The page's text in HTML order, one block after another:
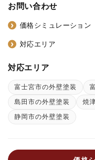
お問い合わせ
価格シミュレーション
対応エリア
対応エリア
富士宮市の外壁塗装
島田市の外壁塗装
焼
静岡市の外壁塗装